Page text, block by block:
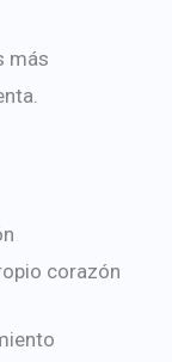
más
corazón